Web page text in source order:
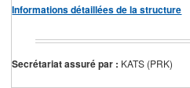
Informations détaillées de la structure
Secrétariat assuré par : KATS (PRK)